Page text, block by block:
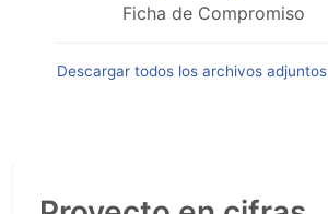
Ficha de Compromiso
Descargar todos los archivos adjuntos